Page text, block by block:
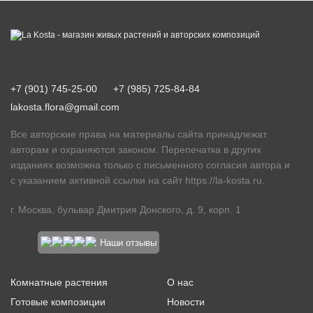
+7 (901) 745-25-00
+7 (985) 725-84-84
lakosta.flora@gmail.com
Все авторские права на материалы сайта принадлежат
авторам и охраняются законом. Перепечатка в других
изданиях возможна только с письменного согласия автора и
с указанием активной ссылки на сайт https://la-kosta.ru
г. Москва, бульвар Дмитрия Донского, д. 9, корп. 1
Наши отзывы
Комнатные растения
Готовые композиции
О нас
Новости